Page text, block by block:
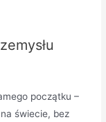
początku –
świecie, bez